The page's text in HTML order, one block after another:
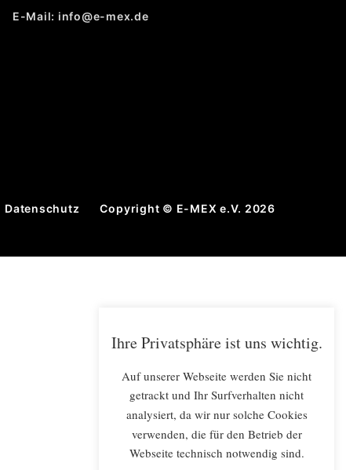
E-Mail: info@e-mex.de
Datenschutz Copyright © E-MEX e.V. 2026
Ihre Privatsphäre ist uns wichtig.
Auf unserer Webseite werden Sie nicht
getrackt und Ihr Surfverhalten nicht
analysiert, da wir nur solche Cookies
verwenden, die für den Betrieb der
Webseite technisch notwendig sind.